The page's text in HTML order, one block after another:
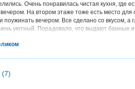
Очень понравилась чистая кухня, где
На втором этаже тоже есть место
поужинать вечером. Все сделано со вкусом, а
уютный. Порадовало, что выдают банные
парк минут 30 по набережной, где
спасибо Ульяне и Елене за
к Вам! Всем рекомендую!
(7)